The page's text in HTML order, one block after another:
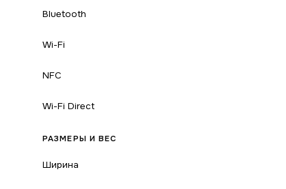
Bluetooth
Wi-Fi
NFC
Wi-Fi Direct
РАЗМЕРЫ И ВЕС
Ширина